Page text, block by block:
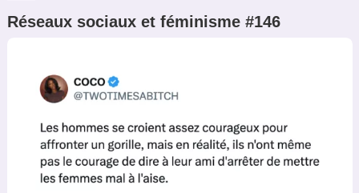
Réseaux sociaux et féminisme #146